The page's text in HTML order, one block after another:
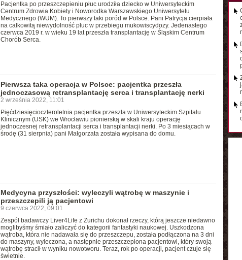
Pacjentka po przeszczepieniu płuc urodziła dziecko w Uniwersyteckim
Centrum Zdrowia Kobiety i Noworodka Warszawskiego Uniwersytetu
Medycznego (WUM). To pierwszy taki poród w Polsce. Pani Patrycja cierpiała
na całkowitą niewydolność płuc w przebiegu mukowiscydozy. Jedenastego
czerwca 2019 r. w wieku 19 lat przeszła transplantację w Śląskim Centrum
Chorób Serca.
Pierwsza taka operacja w Polsce: pacjentka przeszła
jednoczasową retransplantację serca i transplantację nerki
2 września 2022, 11:01
Pięćdziesięcioczteroletnia pacjentka przeszła w Uniwersyteckim Szpitalu
Klinicznym (USK) we Wrocławiu pionierską w skali kraju operację
jednoczesnej retransplantacji serca i transplantacji nerki. Po 3 miesiącach w
środę (31 sierpnia) pani Małgorzata została wypisana do domu.
Medycyna przyszłości: wyleczyli wątrobę w maszynie i
przeszczepili ją pacjentowi
9 czerwca 2022, 09:01
Zespół badawczy Liver4Life z Zurichu dokonał rzeczy, którą jeszcze niedawno
moglibyśmy śmiało zaliczyć do kategorii fantastyki naukowej. Uszkodzona
wątroba, która nie nadawała się do przeszczepu, została podłączona na 3 dni
do maszyny, wyleczona, a następnie przeszczepiona pacjentowi, który swoją
wątrobę stracił w wyniku nowotworu. Teraz, rok po operacji, pacjent czuje się
świetnie.